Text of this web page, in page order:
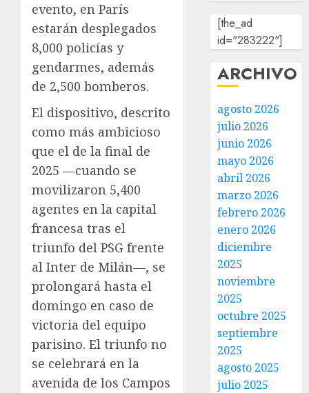
evento, en París
estarán desplegados
8,000 policías y
gendarmes, además
de 2,500 bomberos.
El dispositivo, descrito
como más ambicioso
que el de la final de
2025 —cuando se
movilizaron 5,400
agentes en la capital
francesa tras el
triunfo del PSG frente
al Inter de Milán—, se
prolongará hasta el
domingo en caso de
victoria del equipo
parisino. El triunfo no
se celebrará en la
avenida de los Campos
[the_ad
id="283222"]
ARCHIVO
agosto 2026
julio 2026
junio 2026
mayo 2026
abril 2026
marzo 2026
febrero 2026
enero 2026
diciembre
2025
noviembre
2025
octubre 2025
septiembre
2025
agosto 2025
julio 2025